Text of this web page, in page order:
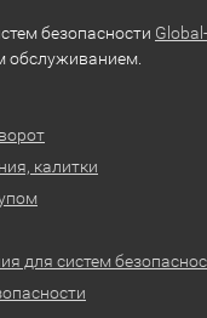
безопасности Global-
калитки
для систем